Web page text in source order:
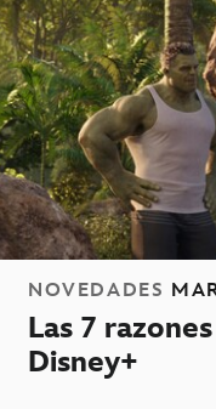
NOVEDADES
Las 7
Disney+